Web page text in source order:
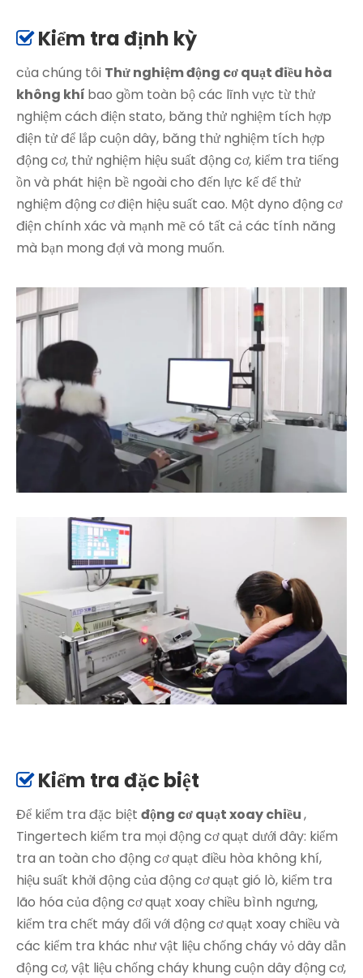
Kiểm tra định kỳ
của chúng tôi Thử nghiệm động cơ quạt điều hòa
không khí bao gồm toàn bộ các lĩnh vực từ thử
nghiệm cách điện stato, băng thử nghiệm tích hợp
điện tử để lắp cuộn dây, băng thử nghiệm tích hợp
động cơ, thử nghiệm hiệu suất động cơ, kiểm tra tiếng
ồn và phát hiện bề ngoài cho đến lực kế để thử
nghiệm động cơ điện hiệu suất cao. Một dyno động cơ
điện chính xác và mạnh mẽ có tất cả các tính năng
mà bạn mong đợi và mong muốn.
Kiểm tra đặc biệt
Để kiểm tra đặc biệt động cơ quạt xoay chiều,
Tingertech kiểm tra mọi động cơ quạt dưới đây: kiểm
tra an toàn cho động cơ quạt điều hòa không khí,
hiệu suất khởi động của động cơ quạt gió lò, kiểm tra
lão hóa của động cơ quạt xoay chiều bình ngưng,
kiểm tra chết máy đối với động cơ quạt xoay chiều và
các kiểm tra khác như vật liệu chống cháy vỏ dây dẫn
động cơ, vật liệu chống cháy khung cuộn dây động cơ,